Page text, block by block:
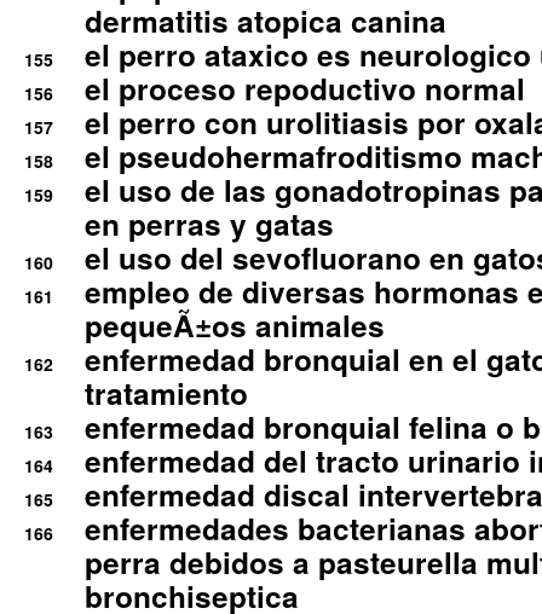
dermatitis atopica canina
155 el perro ataxico es
156 el proceso repoductivo normal
157 el perro con urolitiasis por
158 el pseudohermafroditismo
159
el uso de las gonadotropinas
en perras y gatas
160 el uso del sevofluorano en
161
empleo de diversas hormonas
pequeÃ±os animales
162
enfermedad bronquial en el
tratamiento
163 enfermedad bronquial felina o
164 enfermedad del tracto urinario
165 enfermedad discal
166
enfermedades bacterianas
perra debidos a pasteurella
bronchiseptica